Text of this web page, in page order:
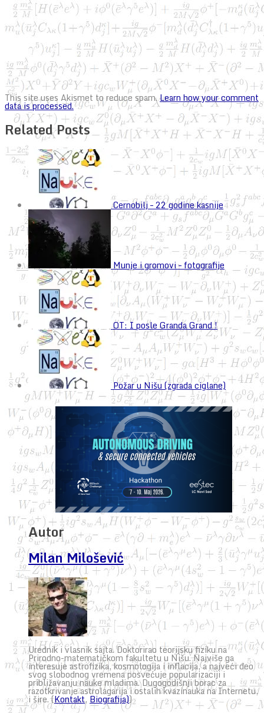
This site uses Akismet to reduce spam.Learn how your comment
data is processed.
Related Posts
Cernobilj – 22 godine kasnije
Munje i gromovi – fotografije
OT: I posle Granda Grand !
Požar u Nišu (zgrada ciglane)
Autor
Milan Milošević
Urednik i vlasnik sajta. Doktorirao teorijsku fiziku na
Prirodno-matematičkom fakultetu u Nišu. Najviše ga
interesuje astrofizika, kosmologija i inflacija, a najveći deo
svog slobodnog vremena posvećuje popularizaciji i
približavanju nauke mladima. Dugogodišnji borac za
razotkrivanje astrolagarija i ostalih kvazinauka na Internetu,
i šire. (Kontakt, Biografija))